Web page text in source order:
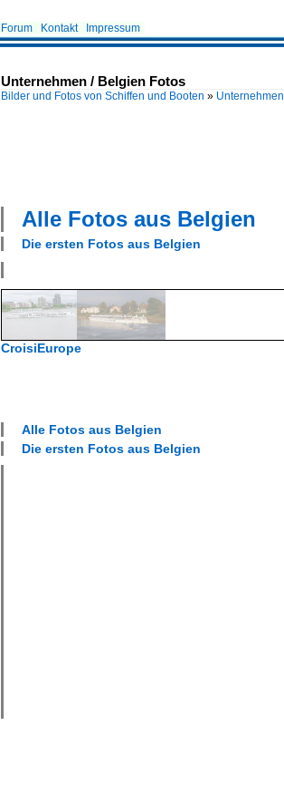
Forum Kontakt Impressum
Unternehmen / Belgien Fotos
Bilder und Fotos von Schiffen und Booten » Unternehmen
Alle Fotos aus Belgien
Die ersten Fotos aus Belgien
CroisiEurope
Alle Fotos aus Belgien
Die ersten Fotos aus Belgien